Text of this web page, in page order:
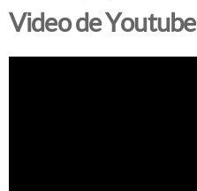
Video de Youtube